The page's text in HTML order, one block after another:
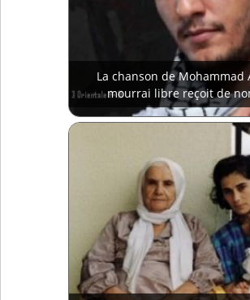
La chanson de Mohammad
mourrai libre reçoit de